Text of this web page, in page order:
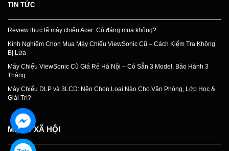
TIN TỨC
Review thực tế máy chiếu Acer: Có đáng mua không?
Kinh Nghiệm Chọn Mua Máy Chiếu ViewSonic Cũ – Cách Kiểm Tra Không
Bị Lừa
Máy Chiếu ViewSonic Cũ Giá Rẻ Hà Nội – Có Sẵn 3 Model, Bảo Hành 3
Tháng
Máy Chiếu DLP và 3LCD: Nên Chọn Loại Nào Cho Văn Phòng, Lớp Học &
Giải Trí?
MẠNG XÃ HỘI